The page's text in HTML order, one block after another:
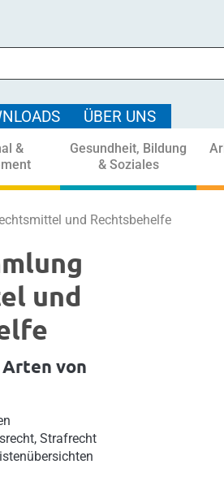
ÜBER UNS
&
Gesundheit, Bildung
& Soziales
und Rechtsbehelfe
und
von
Strafrecht